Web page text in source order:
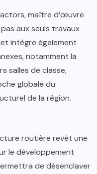
maître d’œuvre
aux seuls travaux
intègre également
notamment la
salles de classe,
globale du
de la région.
routière revêt une
le développement
de désenclaver